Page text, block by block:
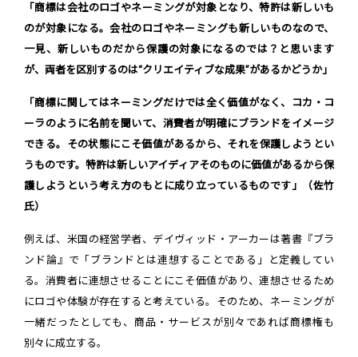
「商標は会社のロゴやネーミングが対象となり、特許は新しいも
のが対象になる。会社のロゴやネーミングも新しいものなので、
一見、新しいものだから保護の対象になるのでは？と思います
が、両者を区別するのは“クリエイティブな成果”があるかどうか」
「商標に関してはネーミングだけでは全く価値がなく、コカ・コ
ーラのように名前を聞いて、消費者が明確にブランドをイメージ
できる。その状態にこそ価値があるから、それを保護しようとい
うものです。特許は新しいアイディアそのものに価値があるから保
護しようという考え方のもとに成り立っているものです」（佐竹
氏）
例えば、米国の経営学者、デイヴィッド・アーカーは著書『ブラ
ンド論』で「ブランドとは連想することである」と定義してい
る。消費者に連想させることにこそ価値があり、連想させるため
にロゴや体験が存在すると考えている。そのため、ネーミングが
一緒だったとしても、商品・サービスが別々であれば商標権も
別々に成立する。